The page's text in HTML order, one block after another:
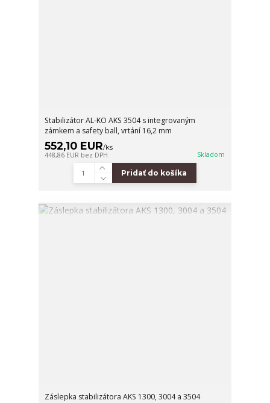
Stabilizátor AL-KO AKS 3504 s integrovaným
zámkem a safety ball, vrtání 16,2 mm
552,10 EUR/ks
448,86 EUR bez DPH Skladom
Pridať do košíka
Záslepka stabilizátora AKS 1300, 3004 a 3504